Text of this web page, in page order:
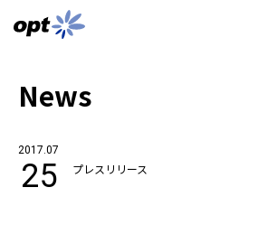
News
2017.07
25 プレスリリース